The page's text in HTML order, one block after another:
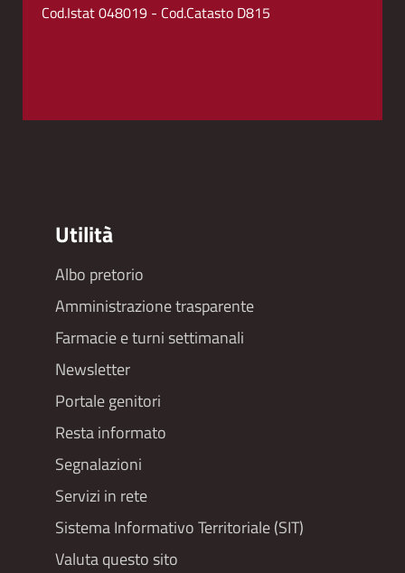
Cod.Istat 048019 - Cod.Catasto D815
Utilità
Footer
menu
Albo pretorio
Amministrazione trasparente
Farmacie e turni settimanali
Newsletter
Portale genitori
Resta informato
Segnalazioni
Servizi in rete
Sistema Informativo Territoriale (SIT)
Valuta questo sito